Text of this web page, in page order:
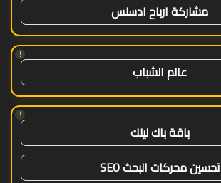
مشاركة ارباح ادسنس
!
عالم الشباب
!
باقة باك لينك
تحسين محركات البحث SEO